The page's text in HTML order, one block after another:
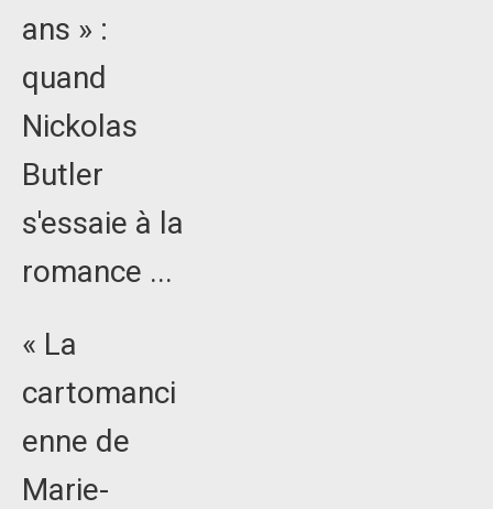
ans » :
quand
Nickolas
Butler
s'essaie à la
romance ...
« La
cartomanci
enne de
Marie-